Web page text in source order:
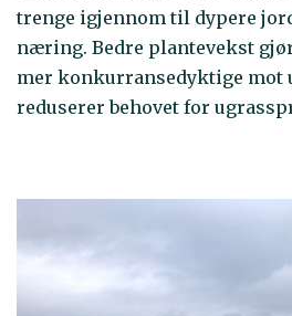
trenge igjennom til dypere
næring. Bedre plantevekst
mer konkurransedyktige mot
reduserer behovet for